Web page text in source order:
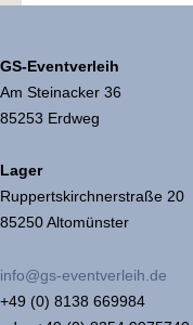
GS-Eventverleih
Am Steinacker 36
85253 Erdweg
Lager
Ruppertskirchnerstraße 20
85250 Altomünster
info@gs-eventverleih.de
+49 (0) 8138 669984